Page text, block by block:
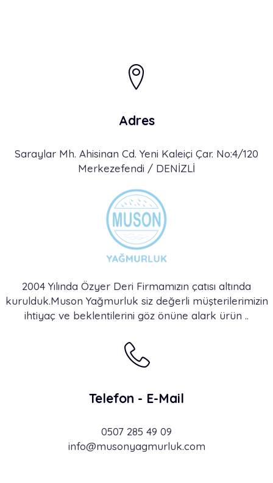
Adres
Saraylar Mh. Ahisinan Cd. Yeni Kaleiçi Çar. No:4/120
Merkezefendi / DENİZLİ
2004 Yılında Özyer Deri Firmamızın çatısı altında
kurulduk.Muson Yağmurluk siz değerli müşterilerimizin
ihtiyaç ve beklentilerini göz önüne alark ürün ..
Telefon - E-Mail
0507 285 49 09
info@musonyagmurluk.com